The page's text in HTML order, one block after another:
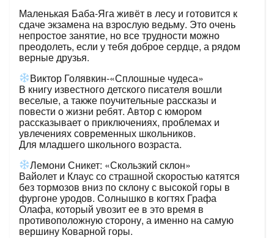
Маленькая Баба-Яга живёт в лесу и готовится к
сдаче экзамена на взрослую ведьму. Это очень
непростое занятие, но все трудности можно
преодолеть, если у тебя доброе сердце, а рядом
верные друзья.
Виктор Голявкин-«Сплошные чудеса»
В книгу известного детского писателя вошли
веселые, а также поучительные рассказы и
повести о жизни ребят. Автор с юмором
рассказывает о приключениях, проблемах и
увлечениях современных школьников.
Для младшего школьного возраста.
Лемони Сникет: «Скользкий склон»
Вайолет и Клаус со страшной скоростью катятся
без тормозов вниз по склону с высокой горы в
фургоне уродов. Солнышко в когтях Графа
Олафа, который увозит ее в это время в
противоположную сторону, а именно на самую
вершину Коварной горы.